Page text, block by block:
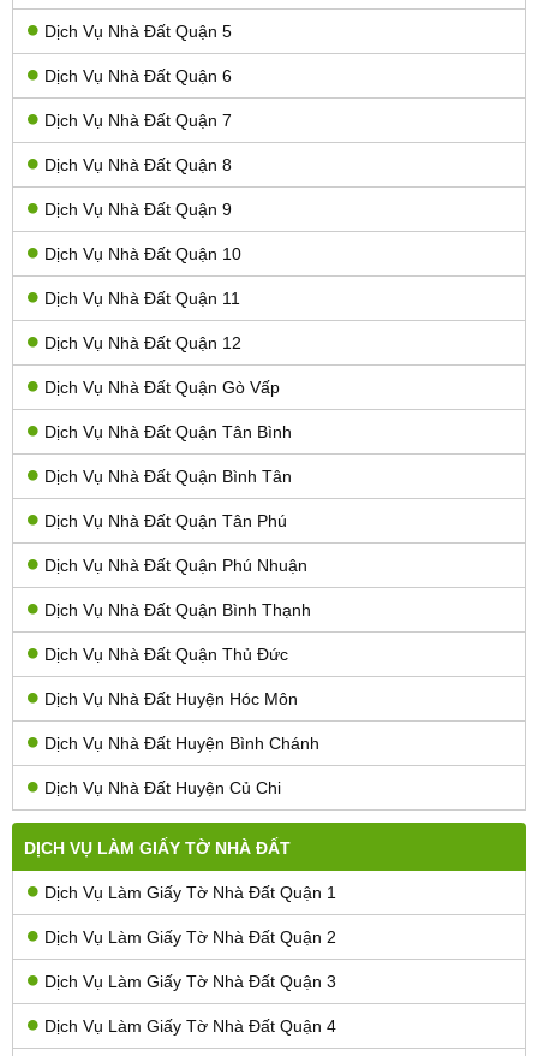
Dịch Vụ Nhà Đất Quận 5
Dịch Vụ Nhà Đất Quận 6
Dịch Vụ Nhà Đất Quận 7
Dịch Vụ Nhà Đất Quận 8
Dịch Vụ Nhà Đất Quận 9
Dịch Vụ Nhà Đất Quận 10
Dịch Vụ Nhà Đất Quận 11
Dịch Vụ Nhà Đất Quận 12
Dịch Vụ Nhà Đất Quận Gò Vấp
Dịch Vụ Nhà Đất Quận Tân Bình
Dịch Vụ Nhà Đất Quận Bình Tân
Dịch Vụ Nhà Đất Quận Tân Phú
Dịch Vụ Nhà Đất Quận Phú Nhuận
Dịch Vụ Nhà Đất Quận Bình Thạnh
Dịch Vụ Nhà Đất Quận Thủ Đức
Dịch Vụ Nhà Đất Huyện Hóc Môn
Dịch Vụ Nhà Đất Huyện Bình Chánh
Dịch Vụ Nhà Đất Huyện Củ Chi
DỊCH VỤ LÀM GIẤY TỜ NHÀ ĐẤT
Dịch Vụ Làm Giấy Tờ Nhà Đất Quận 1
Dịch Vụ Làm Giấy Tờ Nhà Đất Quận 2
Dịch Vụ Làm Giấy Tờ Nhà Đất Quận 3
Dịch Vụ Làm Giấy Tờ Nhà Đất Quận 4